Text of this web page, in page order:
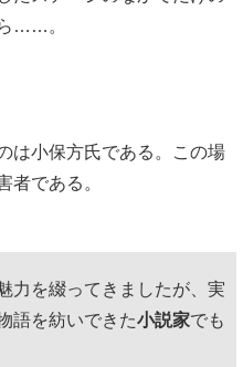
……。
は小保方氏である。この場
者である。
力を綴ってきましたが、実
語を紡いできた小説家でも